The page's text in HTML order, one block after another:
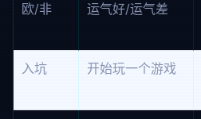
欧/非 运气好/运气差
入坑 开始玩一个游戏